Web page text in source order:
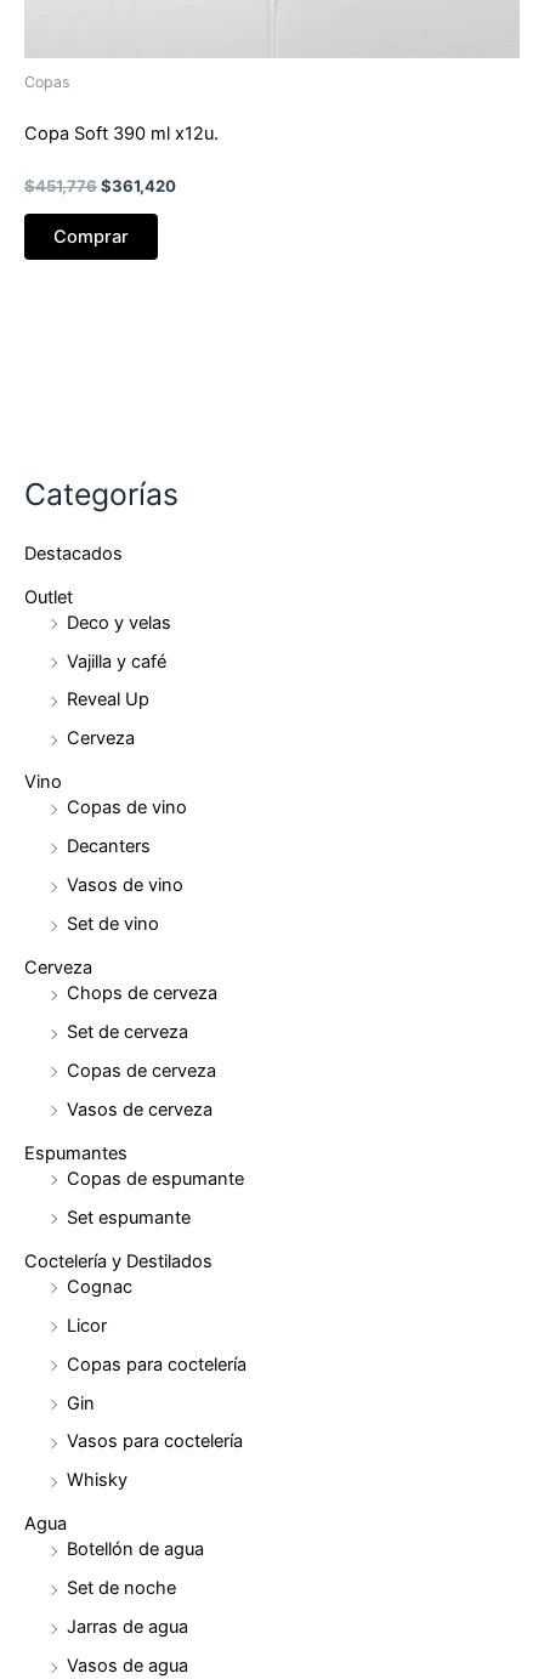
Categorías
Destacados
Outlet
Deco y velas
Vajilla y café
Reveal Up
Cerveza
Vino
Copas de vino
Decanters
Vasos de vino
Set de vino
Cerveza
Chops de cerveza
Set de cerveza
Copas de cerveza
Vasos de cerveza
Espumantes
Copas de espumante
Set espumante
Coctelería y Destilados
Cognac
Licor
Copas para coctelería
Gin
Vasos para coctelería
Whisky
Agua
Botellón de agua
Set de noche
Jarras de agua
Vasos de agua
Copas
Copa Soft 390 ml x12u.
$451,776El
era:
$361,420El
Comprar